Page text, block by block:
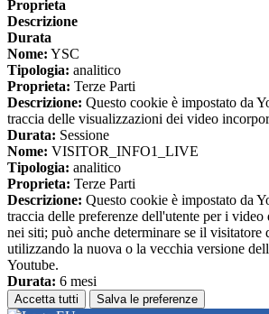
Proprieta
Descrizione
Durata
Nome: YSC
Tipologia: analitico
Proprieta: Terze Parti
Descrizione: Questo cookie è impostato da
traccia delle visualizzazioni dei video
Durata: Sessione
Nome: VISITOR_INFO1_LIVE
Tipologia: analitico
Proprieta: Terze Parti
Descrizione: Questo cookie è impostato da
traccia delle preferenze dell'utente per i
nei siti; può anche determinare se il visitatore
utilizzando la nuova o la vecchia versione
Youtube.
Durata: 6 mesi
Accetta tutti Salva le preferenze